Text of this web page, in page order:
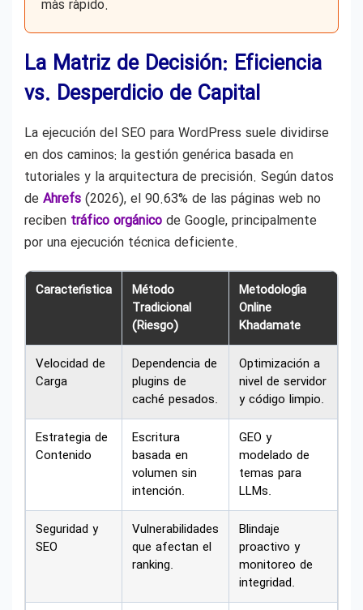
más rápido.
La Matriz de Decisión: Eficiencia
vs. Desperdicio de Capital
La ejecución del SEO para WordPress suele dividirse
en dos caminos: la gestión genérica basada en
tutoriales y la arquitectura de precisión. Según datos
de Ahrefs (2026), el 90.63% de las páginas web no
reciben tráfico orgánico de Google, principalmente
por una ejecución técnica deficiente.
Característica
Método
Tradicional
(Riesgo)
Metodología
Online
Khadamate
Velocidad de
Carga
Dependencia de
plugins de
caché pesados.
Optimización a
nivel de servidor
y código limpio.
Estrategia de
Contenido
Escritura
basada en
volumen sin
intención.
GEO y
modelado de
temas para
LLMs.
Seguridad y
SEO
Vulnerabilidades
que afectan el
ranking.
Blindaje
proactivo y
monitoreo de
integridad.